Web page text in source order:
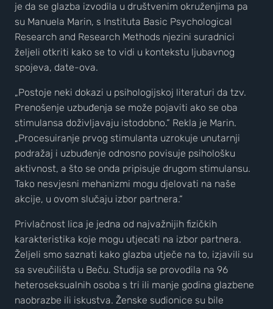
je da se glazba izvodila u društvenim okruženjima pa
su Manuela Marin, s Instituta Basic Psychological
Research and Research Methods njezini suradnici
željeli otkriti kako se to vidi u kontekstu ljubavnog
spojeva, date-ova.
„Postoje neki dokazi u psihologijskoj literaturi da tzv.
Prenošenje uzbuđenja se može pojaviti ako se oba
stimulansa doživljavaju istodobno.“ Rekla je Marin.
„Procesuiranje prvog stimulanta uzrokuje unutarnji
podražaj i uzbuđenje odnosno povisuje psihološku
aktivnost, a što se onda pripisuje drugom stimulansu.
Tako nesvjesni mehanizmi mogu djelovati na naše
akcije, u ovom slučaju izbor partnera.“
Privlačnost lica je jedna od najvažnijih fizičkih
karakteristika koje mogu utjecati na izbor partnera.
Željeli smo saznati kako glazba utječe na to, izjavili su
sa sveučilišta u Beču. Studija se provodila na 96
heteroseksualnih osoba s tri ili manje godina glazbene
naobrazbe ili iskustva. Ženske sudionice su bile